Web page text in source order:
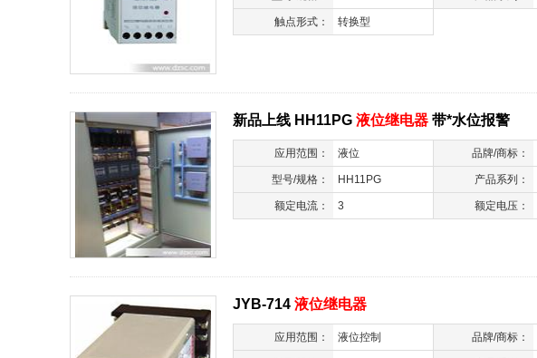
触点形式： 转换型
新品上线 HH11PG 液位继电器 带*水位报警
应用范围： 液位 品牌/商标：
型号/规格： HH11PG 产品系列：
额定电流： 3 额定电压：
JYB-714 液位继电器
应用范围： 液位控制 品牌/商标：